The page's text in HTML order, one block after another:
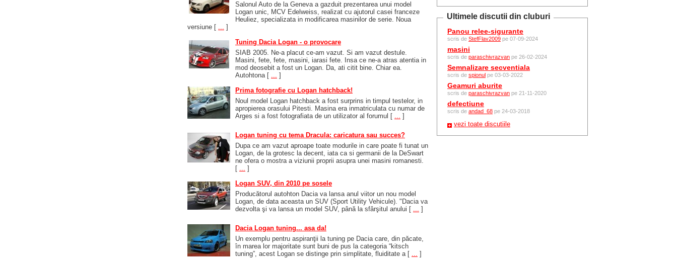
Ultimele discutii din cluburi
Panou relee-sigurante
scris de StefFlav2009 pe 07-09-2024
masini
scris de paraschivrazvan pe 26-02-2024
Semnalizare secventiala
scris de spionul pe 03-03-2022
Geamuri aburite
scris de paraschivrazvan pe 21-11-2020
defectiune
scris de andad_68 pe 24-03-2018
vezi toate discutiile
Salonul Auto de la Geneva a gazduit prezentarea unui model
Logan unic, MCV Edelweiss, realizat cu ajutorul casei franceze
Heuliez, specializata in modificarea masinilor de serie. Noua
versiune [ ... ]
Tuning Dacia Logan - o provocare
SIAB 2005. Ne-a placut ce-am vazut. Si am vazut destule.
Masini, fete, fete, masini, iarasi fete. Insa ce ne-a atras atentia in
mod deosebit a fost un Logan. Da, ati citit bine. Chiar ea.
Autohtona[ ... ]
Prima fotografie cu Logan hatchback!
Noul model Logan hatchback a fost surprins in timpul testelor, in
apropierea orasului Pitesti. Masina era inmatriculata cu numar de
Arges si a fost fotografiata de un utilizator al forumul [ ... ]
Logan tuning cu tema Dracula: caricatura sau succes?
Dupa ce am vazut aproape toate modurile in care poate fi tunat un
Logan, de la grotesc la decent, iata ca si germanii de la DeSwart
ne ofera o mostra a viziunii proprii asupra unei masini romanesti.
[ ... ]
Logan SUV, din 2010 pe sosele
Producătorul autohton Dacia va lansa anul viitor un nou model
Logan, de data aceasta un SUV (Sport Utility Vehicule). "Dacia va
dezvolta şi va lansa un model SUV, până la sfârşitul anului [ ... ]
Dacia Logan tuning... asa da!
Un exemplu pentru aspiranţii la tuning pe Dacia care, din păcate,
în marea lor majoritate sunt buni de pus la categoria “kitsch
tuning”, acest Logan se distinge prin simplitate, fluiditate a[ ... ]